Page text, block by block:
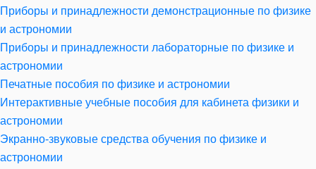
Приборы и принадлежности демонстрационные по физике
и астрономии
Приборы и принадлежности лабораторные по физике и
астрономии
Печатные пособия по физике и астрономии
Интерактивные учебные пособия для кабинета физики и
астрономии
Экранно-звуковые средства обучения по физике и
астрономии